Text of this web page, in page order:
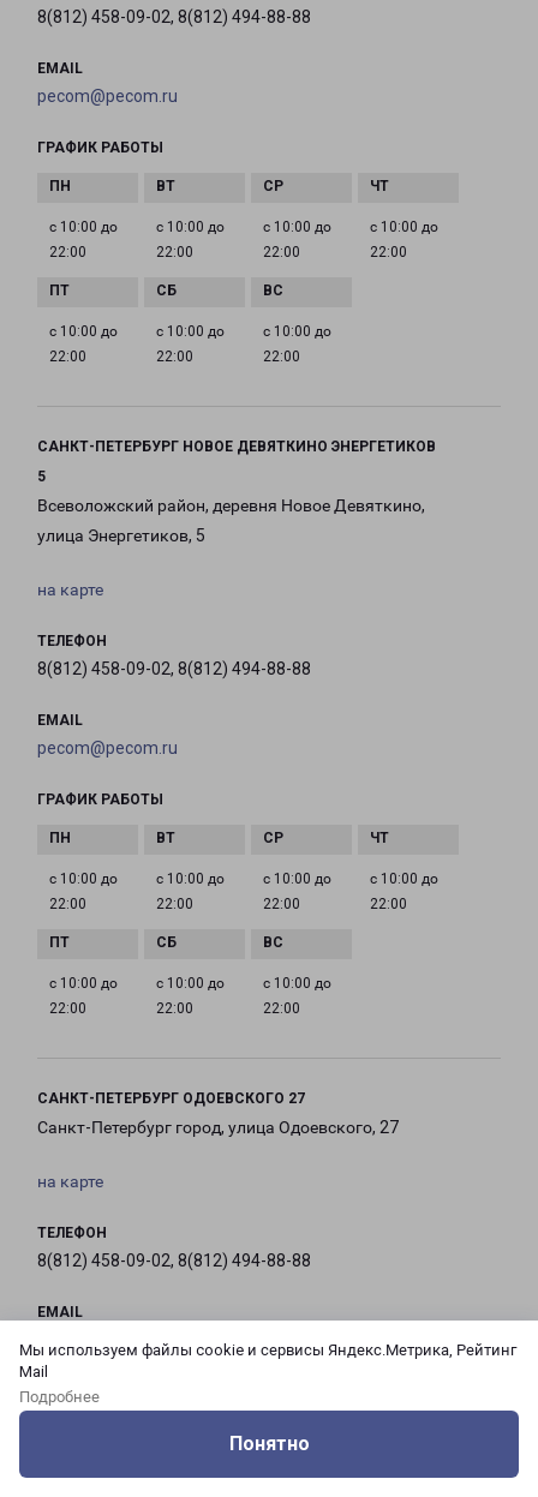
Мы используем файлы cookie и сервисы Яндекс.Метрика, Рейтинг
Mail
Подробнее
Понятно
8(812) 458-09-02, 8(812) 494-88-88
EMAIL
pecom@pecom.ru
ГРАФИК РАБОТЫ
с 10:00 до
22:00
с 10:00 до
22:00
с 10:00 до
22:00
с 10:00 до
22:00
с 10:00 до
22:00
с 10:00 до
22:00
с 10:00 до
22:00
САНКТ-ПЕТЕРБУРГ НОВОЕ ДЕВЯТКИНО ЭНЕРГЕТИКОВ
5
Всеволожский район, деревня Новое Девяткино,
улица Энергетиков, 5
на карте
ТЕЛЕФОН
8(812) 458-09-02, 8(812) 494-88-88
EMAIL
pecom@pecom.ru
ГРАФИК РАБОТЫ
с 10:00 до
22:00
с 10:00 до
22:00
с 10:00 до
22:00
с 10:00 до
22:00
с 10:00 до
22:00
с 10:00 до
22:00
с 10:00 до
22:00
САНКТ-ПЕТЕРБУРГ ОДОЕВСКОГО 27
Санкт-Петербург город, улица Одоевского, 27
на карте
ТЕЛЕФОН
8(812) 458-09-02, 8(812) 494-88-88
EMAIL
pecom@pecom.ru
ГРАФИК РАБОТЫ